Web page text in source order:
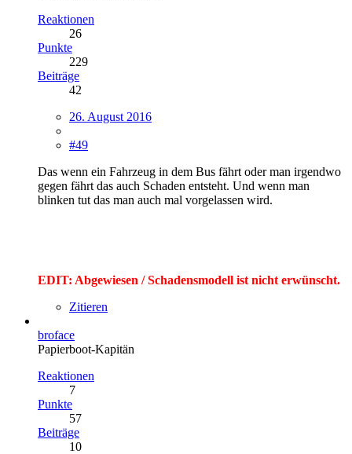
Reaktionen
26
Punkte
229
Beiträge
42
26. August 2016
#49
Das wenn ein Fahrzeug in dem Bus fährt oder man irgendwo
gegen fährt das auch Schaden entsteht. Und wenn man
blinken tut das man auch mal vorgelassen wird.
EDIT: Abgewiesen / Schadensmodell ist nicht erwünscht.
Zitieren
broface
Papierboot-Kapitän
Reaktionen
7
Punkte
57
Beiträge
10